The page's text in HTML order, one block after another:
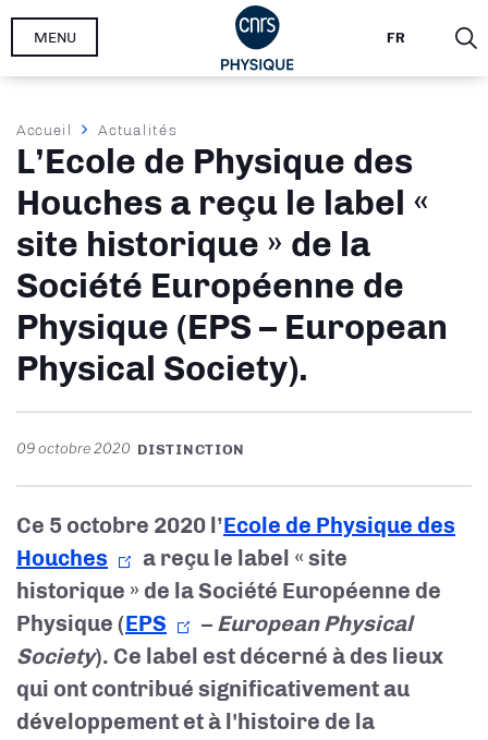
Aller
FR
MENU
Fil
d'Ariane
Accueil Actualités
L’Ecole de Physique des
Houches a reçu le label «
site historique » de la
Société Européenne de
Physique (EPS – European
Physical Society).
09 octobre 2020 DISTINCTION
Ce 5 octobre 2020 l’Ecole de Physique des
Houches
a reçu le label « site
historique » de la Société Européenne de
Physique (EPS – European Physical
Society). Ce label est décerné à des lieux
qui ont contribué significativement au
développement et à l'histoire de la